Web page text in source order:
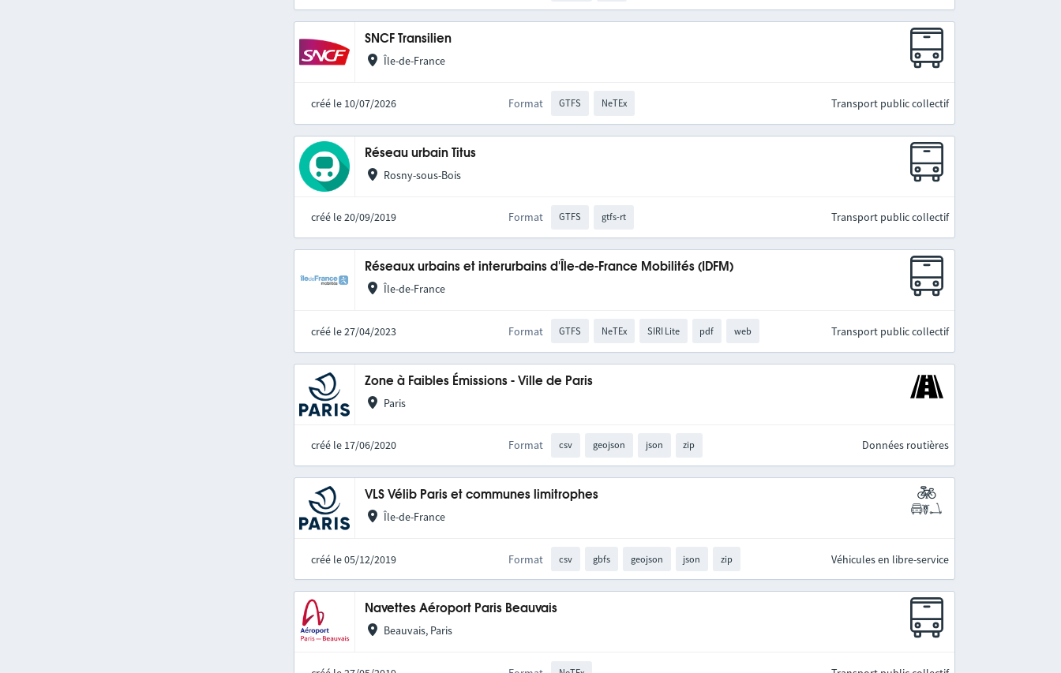
SNCF Transilien
Île-de-France
créé le 10/07/2026 Format GTFS NeTEx Transport public collectif
Réseau urbain Titus
Rosny-sous-Bois
créé le 20/09/2019 Format GTFS gtfs-rt Transport public collectif
Réseaux urbains et interurbains d'Île-de-France Mobilités (IDFM)
Île-de-France
créé le 27/04/2023 Format GTFS NeTEx SIRI Lite pdf web Transport public collectif
Zone à Faibles Émissions - Ville de Paris
Paris
créé le 17/06/2020 Format csv geojson json zip Données routières
VLS Vélib Paris et communes limitrophes
Île-de-France
créé le 05/12/2019 Format csv gbfs geojson json zip Véhicules en libre-service
Navettes Aéroport Paris Beauvais
Beauvais, Paris